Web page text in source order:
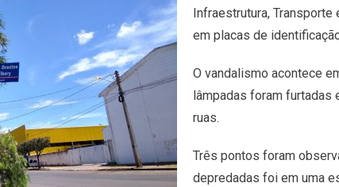
Infraestrutura,
em placas de
O vandalismo acontece
lâmpadas foram
ruas.
Três pontos foram
depredadas foi em uma